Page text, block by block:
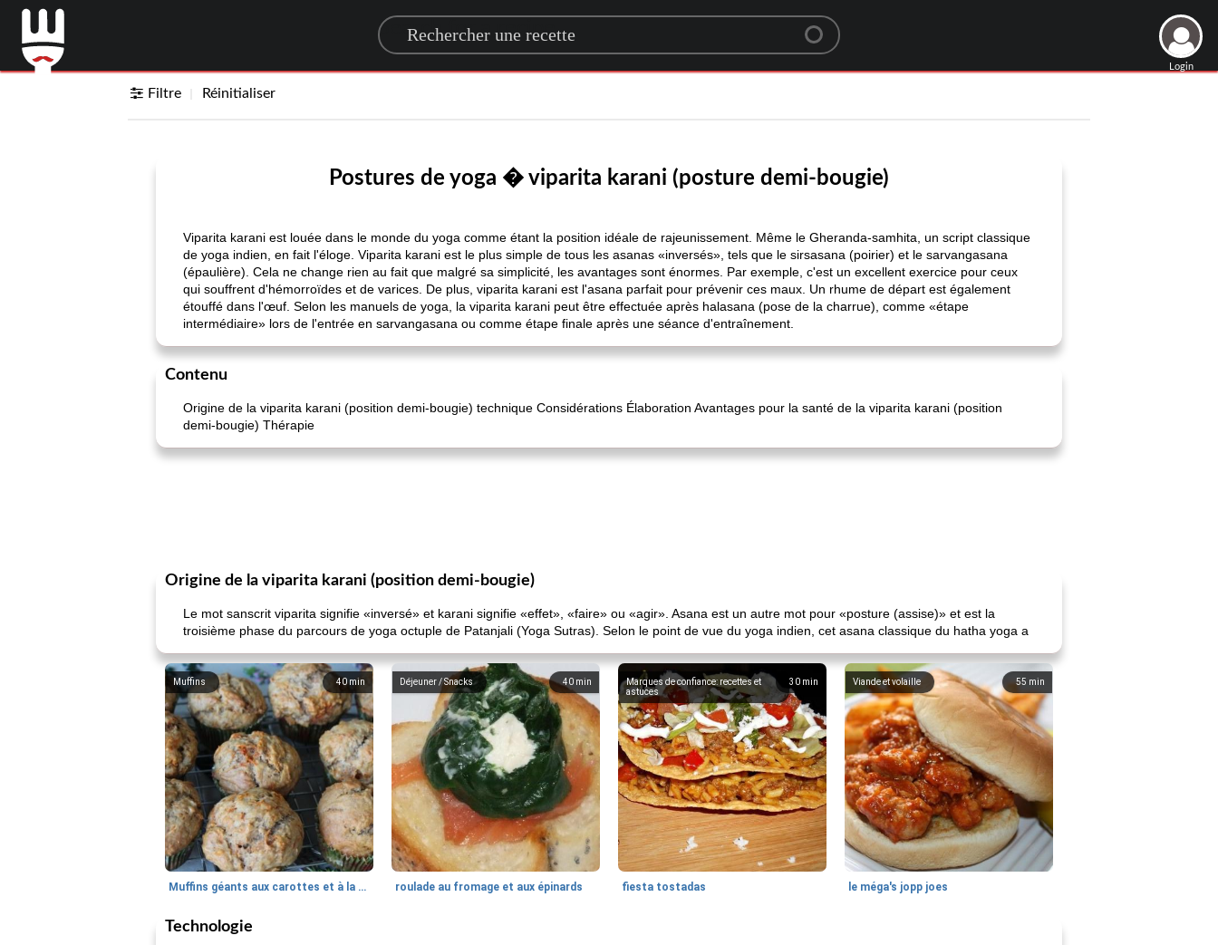
Search for a recipe
Login
Filtre Réinitialiser
Postures de yoga � viparita karani (posture demi-bougie)
Viparita karani est louée dans le monde du yoga comme étant la position idéale de rajeunissement. Même le Gheranda-samhita, un script classique
de yoga indien, en fait l'éloge. Viparita karani est le plus simple de tous les asanas «inversés», tels que le sirsasana (poirier) et le sarvangasana
(épaulière). Cela ne change rien au fait que malgré sa simplicité, les avantages sont énormes. Par exemple, c'est un excellent exercice pour ceux
qui souffrent d'hémorroïdes et de varices. De plus, viparita karani est l'asana parfait pour prévenir ces maux. Un rhume de départ est également
étouffé dans l'œuf. Selon les manuels de yoga, la viparita karani peut être effectuée après halasana (pose de la charrue), comme «étape
intermédiaire» lors de l'entrée en sarvangasana ou comme étape finale après une séance d'entraînement.
Contenu
Origine de la viparita karani (position demi-bougie) technique Considérations Élaboration Avantages pour la santé de la viparita karani (position
demi-bougie) Thérapie
Origine de la viparita karani (position demi-bougie)
Le mot sanscrit viparita signifie «inversé» et karani signifie «effet», «faire» ou «agir». Asana est un autre mot pour «posture (assise)» et est la
troisième phase du parcours de yoga octuple de Patanjali (Yoga Sutras). Selon le point de vue du yoga indien, cet asana classique du hatha yoga a
40 min
Muffins
Muffins géants aux carottes et à la banane de Nif
40 min
Déjeuner / Snacks
roulade au fromage et aux épinards
30 min
Marques de confiance: recettes et
astuces
fiesta tostadas
55 min
Viande et volaille
le méga's jopp joes
Technologie